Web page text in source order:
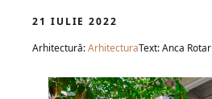
21 IULIE 2022
Arhitectură:ArhitecturaText: Anca Rotar